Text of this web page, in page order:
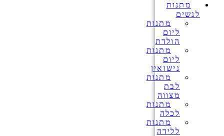
מתנות
לנשים
מתנות
ליום
הולדת
מתנות
ליום
נישואין
מתנות
לבת
מצווה
מתנות
לכלה
מתנות
ללידה